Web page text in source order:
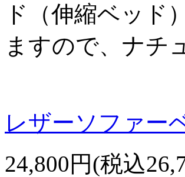
ド（伸縮ベッド
ますので、ナチ
レザーソファー
24,800円(税込